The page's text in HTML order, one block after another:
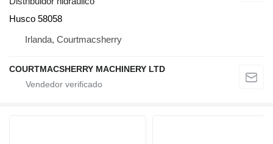
Husco 58058
Irlanda, Courtmacsherry
COURTMACSHERRY MACHINERY LTD